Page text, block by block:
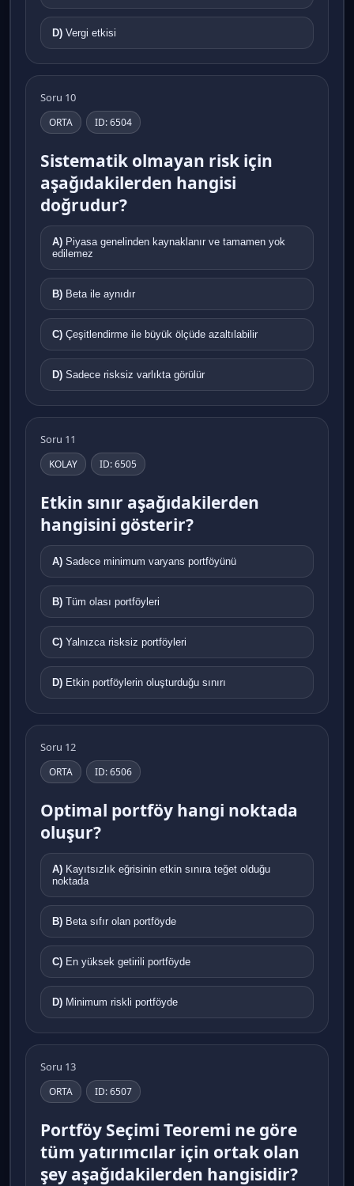
D) Vergi etkisi
Soru 10
ORTA ID: 6504
Sistematik olmayan risk için
aşağıdakilerden hangisi
doğrudur?
A)
edilemez
B) Beta ile aynıdır
C) Çeşitlendirme ile büyük ölçüde azaltılabilir
D) Sadece risksiz varlıkta görülür
Soru 11
KOLAY ID: 6505
Etkin sınır aşağıdakilerden
hangisini gösterir?
A) Sadece minimum varyans portföyünü
B) Tüm olası portföyleri
C) Yalnızca risksiz portföyleri
D) Etkin portföylerin oluşturduğu sınırı
Soru 12
ORTA ID: 6506
Optimal portföy hangi noktada
oluşur?
A)
noktada
B) Beta sıfır olan portföyde
C) En yüksek getirili portföyde
D) Minimum riskli portföyde
Soru 13
ORTA ID: 6507
Portföy Seçimi Teoremi ne göre
tüm yatırımcılar için ortak olan
şey aşağıdakilerden hangisidir?